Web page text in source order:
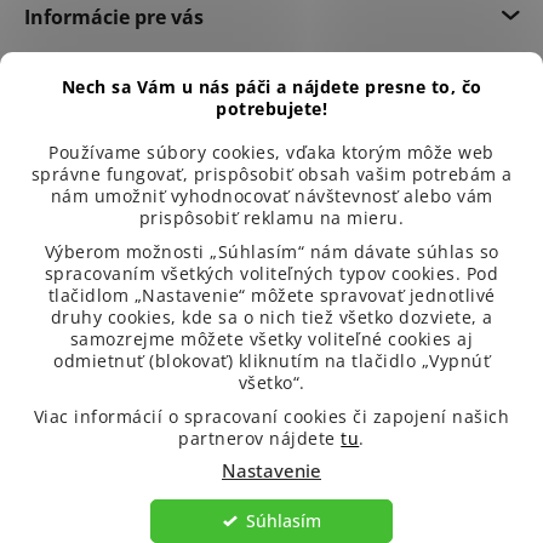
Nech sa Vám u nás páči a nájdete presne to, čo
potrebujete!
Používame súbory cookies, vďaka ktorým môže web
správne fungovať, prispôsobiť obsah vašim potrebám a
nám umožniť vyhodnocovať návštevnosť alebo vám
prispôsobiť reklamu na mieru.
Výberom možnosti „Súhlasím“ nám dávate súhlas so
spracovaním všetkých voliteľných typov cookies. Pod
tlačidlom „Nastavenie“ môžete spravovať jednotlivé
druhy cookies, kde sa o nich tiež všetko dozviete, a
samozrejme môžete všetky voliteľné cookies aj
odmietnuť (blokovať) kliknutím na tlačidlo „Vypnúť
všetko“.
Viac informácií o spracovaní cookies či zapojení našich
partnerov nájdetetu.
Nastavenie
Súhlasím
Informácie pre vás
Dôležité informácie
99 % spokojených zákazníků